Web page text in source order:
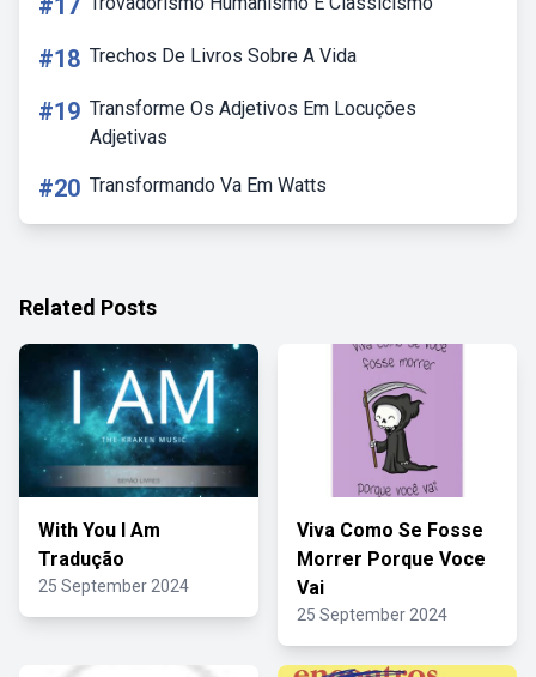
#17
#18 Trechos De Livros Sobre A Vida
#19 Transforme Os Adjetivos Em Locuções
Adjetivas
#20 Transformando Va Em Watts
Related Posts
With You I Am
Tradução
25 September 2024
Viva Como Se Fosse
Morrer Porque Voce
Vai
25 September 2024